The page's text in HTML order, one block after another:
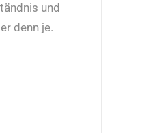
und
denn je.